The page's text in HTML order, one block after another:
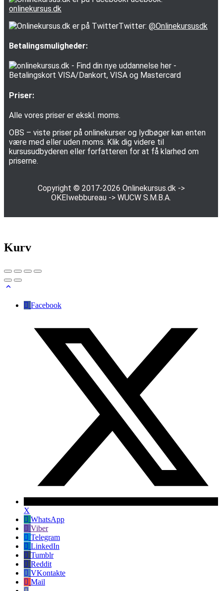
onlinekursus.dk
Twitter: @Onlinekursusdk
Betalingsmuligheder:
Priser:
Alle vores priser er ekskl. moms.
OBS – viste priser på onlinekurser og lydbøger kan enten
være med eller uden moms. Klik dig videre til
kursusudbyderen eller forfatteren for at få klarhed om
priserne.
Copyright © 2017-2026 Onlinekursus.dk->
OKEIwebbureau -> WUCW S.M.B.A.
Kurv
Facebook
X
WhatsApp
Viber
Telegram
LinkedIn
Tumblr
Reddit
VKontakte
Mail